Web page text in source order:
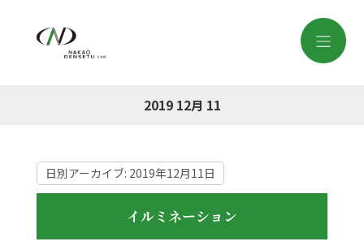
2019 12月 11
日別アーカイブ: 2019年12月11日
イルミネーション